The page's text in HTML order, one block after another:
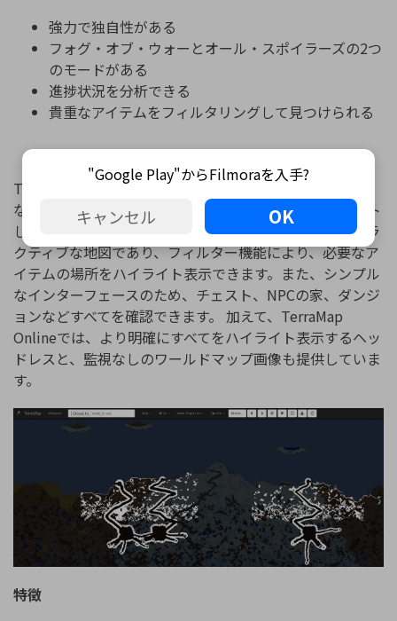
強力で独自性がある
フォグ・オブ・ウォーとオール・スポイラーズの2つ
のモードがある
進捗状況を分析できる
貴重なアイテムをフィルタリングして見つけられる
TerraMap Online
TerraMap Onlineは、他のTerrariaマップビューアとは異
なり、オンライン上から直接ブラウザで地図をインポート
して表示できます。必要なものを見つけるためのインタラ
クティブな地図であり、フィルター機能により、必要なア
イテムの場所をハイライト表示できます。また、シンプル
なインターフェースのため、チェスト、NPCの家、ダンジ
ョンなどすべてを確認できます。 加えて、TerraMap
Onlineでは、より明確にすべてをハイライト表示するヘッ
ドレスと、監視なしのワールドマップ画像も提供していま
す。
特徴
"Google Play"からFilmoraを入手?
キャンセル OK